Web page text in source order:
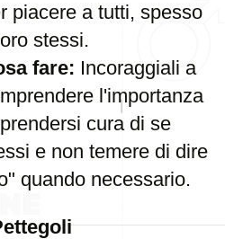
piacere a tutti, spesso
stessi.
fare: Incoraggiali a
l'importanza
cura di se
e non temere di dire
quando necessario.